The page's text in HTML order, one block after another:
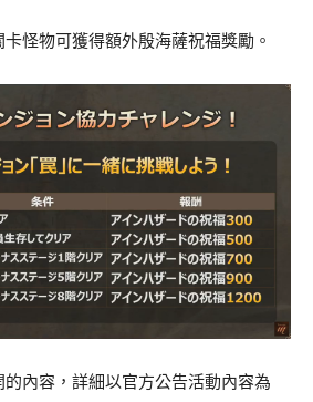
怪物可獲得額外殷海薩祝福獎勵。
內容，詳細以官方公告活動內容為